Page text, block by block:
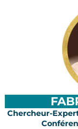
Chercheur-